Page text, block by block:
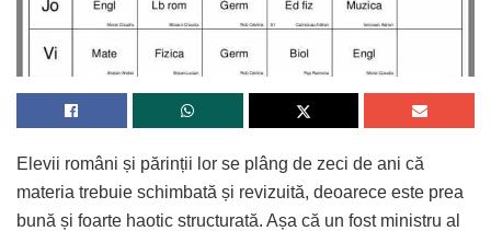
Elevii români și părinții lor se plâng de zeci de ani că
materia trebuie schimbată și revizuită, deoarece este prea
bună și foarte haotic structurată. Așa că un fost ministru al